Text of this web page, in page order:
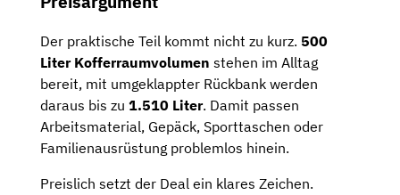
Der praktische Teil kommt nicht zu kurz. 500
Liter Kofferraumvolumen stehen im Alltag
bereit, mit umgeklappter Rückbank werden
daraus bis zu 1.510 Liter. Damit passen
Arbeitsmaterial, Gepäck, Sporttaschen oder
Familienausrüstung problemlos hinein.
Preislich setzt der Deal ein klares Zeichen.